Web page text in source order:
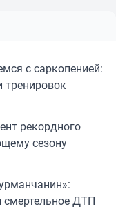
с саркопенией:
тренировок
рекордного
сезону
смертельное ДТП